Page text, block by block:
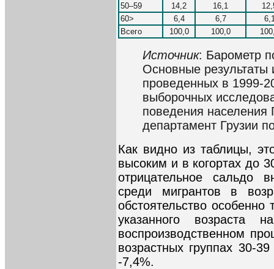
50–59
14,2 16,1
60>
6,4 6,7
Всего
100,0 100,0
Источник: Барометр
Основные результаты
проведенных в 1999-
выборочных
поведения населения
департамент Грузии
Как видно из таблицы,
высоким и в когортах до
отрицательное сальдо
среди мигрантов в
обстоятельство
указанного возраста
воспроизводственном
возрастных группах 30-
-7,4%.